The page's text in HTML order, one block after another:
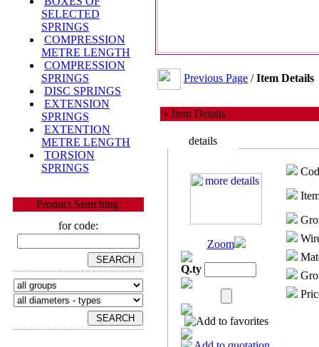
SELECTED
SPRINGS
COMPRESSION
METRE LENGTH
COMPRESSION
SPRINGS
DISC SPRINGS
EXTENSION
SPRINGS
EXTENTION
METRE LENGTH
TORSION
SPRINGS
Product Searching
for code:
Previous Page /Item Details
» Item Details
details
Zoom
Q.ty